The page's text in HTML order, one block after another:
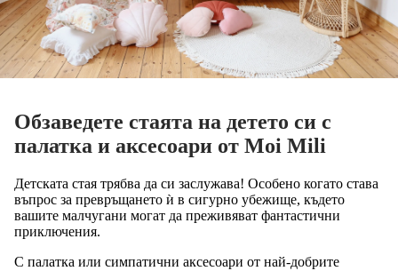
Обзаведете стаята на детето си с
палатка и аксесоари от Moi Mili
Детската стая трябва да си заслужава! Особено когато става
въпрос за превръщането ѝ в сигурно убежище, където
вашите малчугани могат да преживяват фантастични
приключения.
С палатка или симпатични аксесоари от най-добрите